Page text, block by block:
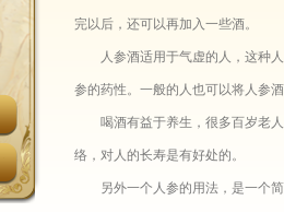
完以后，还可以再加入一些酒。
人参酒适用于气虚的人，这种人
参的药性。一般的人也可以将人参
喝酒有益于养生，很多百岁老人
络，对人的长寿是有好处的。
另外一个人参的用法，是一个简